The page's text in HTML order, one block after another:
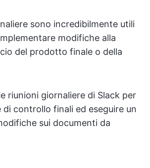
sono incredibilmente utili
modifiche alla
del prodotto finale o della
riunioni giornaliere di Slack per
di controllo finali ed eseguire un
sui documenti da